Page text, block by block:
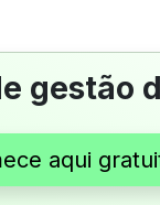
gestão
aqui